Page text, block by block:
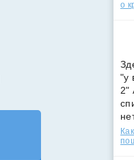
о
"у
2"